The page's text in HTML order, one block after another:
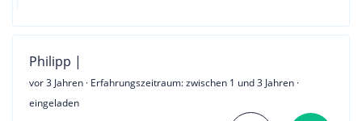
Philipp |
vor 3 Jahren · Erfahrungszeitraum: zwischen 1 und 3 Jahren ·
eingeladen